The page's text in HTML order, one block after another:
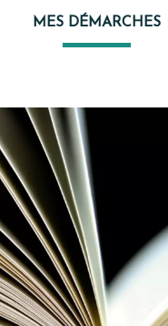
MES DÉMARCHES